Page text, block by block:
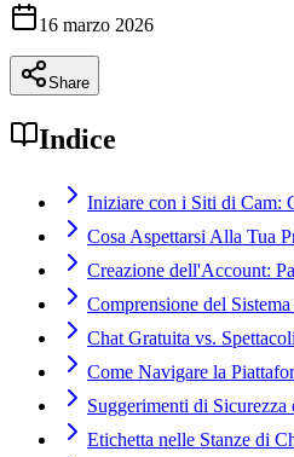
16 marzo 2026
Share
Indice
Iniziare con i Siti di Cam:
Cosa Aspettarsi Alla Tua
Creazione dell'Account:
Comprensione del
Chat Gratuita vs.
Come Navigare la
Suggerimenti di
Etichetta nelle Stanze di